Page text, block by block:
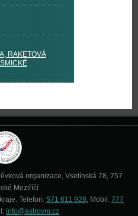
RAKETOVÁ
organizace, Vsetínská 78, 757
Meziříčí
Telefon: 571 611 928, Mobil: 777
info@astrovm.cz